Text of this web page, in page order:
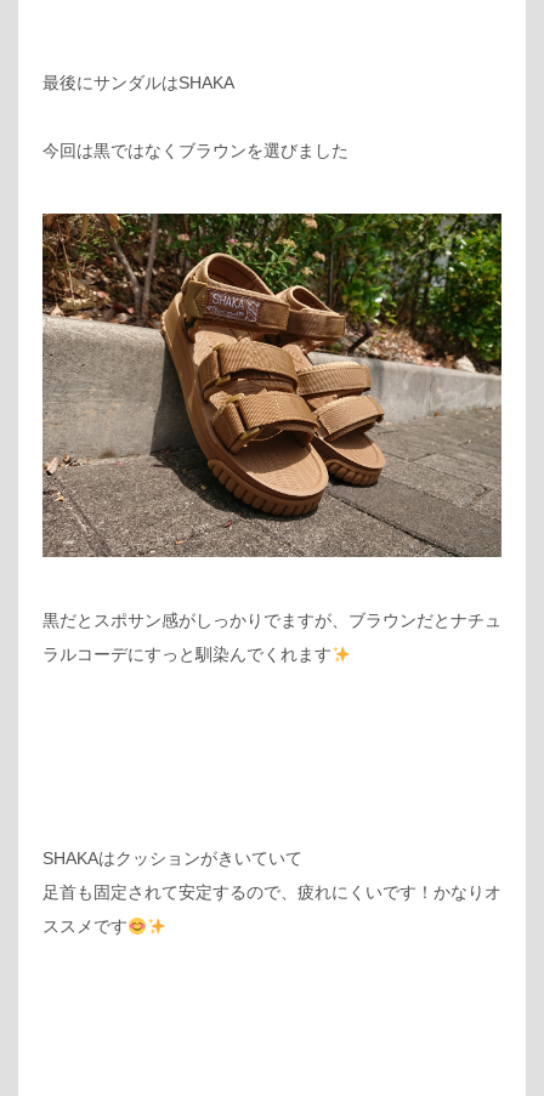
最後にサンダルはSHAKA
今回は黒ではなくブラウンを選びました
黒だとスポサン感がしっかりでますが、ブラウンだとナチュ
ラルコーデにすっと馴染んでくれます
SHAKAはクッションがきいていて
足首も固定されて安定するので、疲れにくいです！かなりオ
ススメです